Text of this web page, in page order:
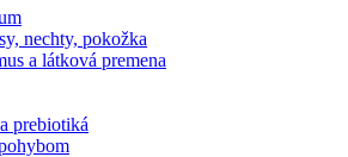
nechty, pokožka
a látková premena
prebiotiká